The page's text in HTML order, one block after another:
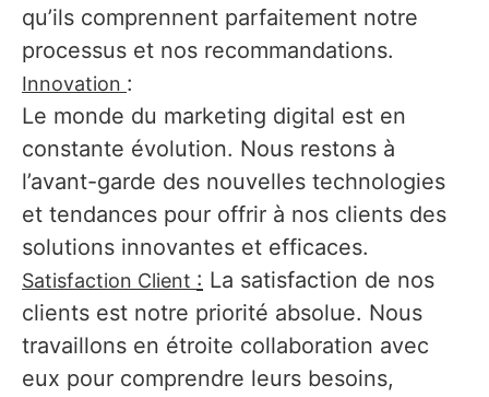
qu’ils comprennent parfaitement notre
processus et nos recommandations.
Innovation :
Le monde du marketing digital est en
constante évolution. Nous restons à
l’avant-garde des nouvelles technologies
et tendances pour offrir à nos clients des
solutions innovantes et efficaces.
Satisfaction Client : La satisfaction de nos
clients est notre priorité absolue. Nous
travaillons en étroite collaboration avec
eux pour comprendre leurs besoins,